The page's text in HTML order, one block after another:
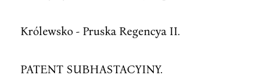
Królewsko - Pruska Regencya II.
PATENT SUBHASTACYINY.